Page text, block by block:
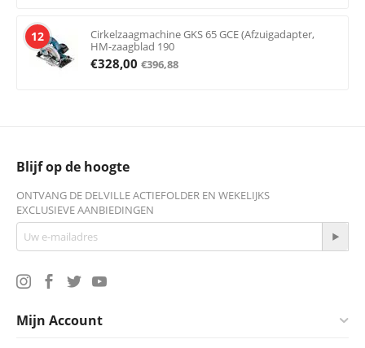
12
Cirkelzaagmachine GKS 65 GCE (Afzuigadapter,
HM-zaagblad 190
€328,00 €396,88
Blijf op de hoogte
ONTVANG DE DELVILLE ACTIEFOLDER EN WEKELIJKS
EXCLUSIEVE AANBIEDINGEN
Mijn Account